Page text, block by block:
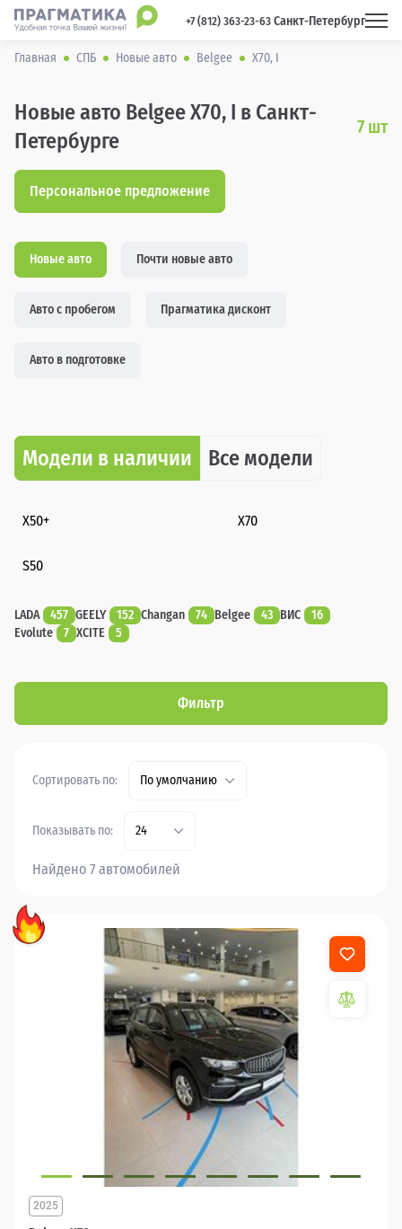
+7 (812) 363-23-63 Санкт-Петербург
Главная СПБ Новые авто Belgee X70, I
Новые авто Belgee X70, I в Санкт-
Петербурге
7 шт
Персональное предложение
Новые авто Почти новые авто
Авто с пробегом Прагматика дисконт
Авто в подготовке
Модели в наличии Все модели
X50+ X70
S50
LADA 457 GEELY 152 Changan 74 Belgee 43 ВИС
16
Evolute
7 XCITE 5
Фильтр
Сортировать по: По умолчанию
Показывать по: 24
Найдено 7 автомобилей
2025